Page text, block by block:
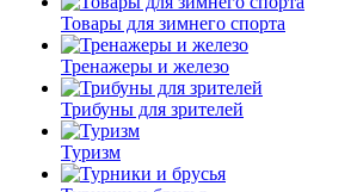
Товары для зимнего спорта
Тренажеры и железо
Трибуны для зрителей
Туризм